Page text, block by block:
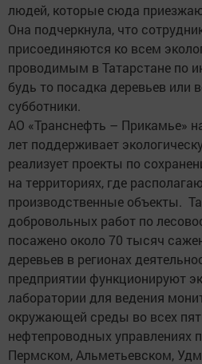
людей, которые сюда
Она подчеркнула, что
присоединяются ко всем
проводимым в Татарстане по
будь то посадка деревьев или
субботники.
АО «Транснефть – Прикамье»
лет поддерживает
реализует проекты по
на территориях, где
производственные объекты.
добровольных работ по
посажено около 70 тысяч
деревьев в регионах
предприятии функционируют
лаборатории для ведения
окружающей среды во всех
нефтепроводных управлениях
Пермском, Альметьевском,